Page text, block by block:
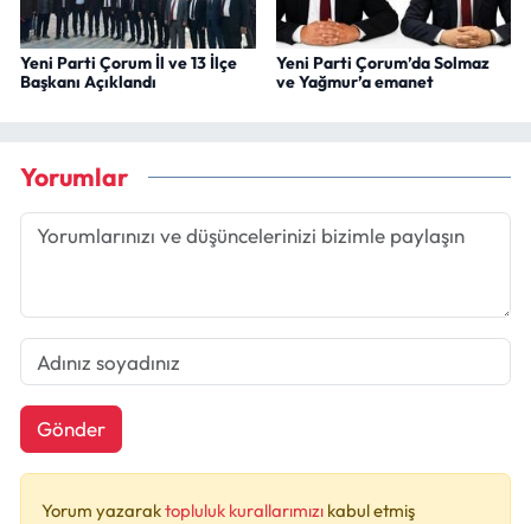
Yeni Parti Çorum İl ve 13 İlçe
Başkanı Açıklandı
Yeni Parti Çorum’da Solmaz
ve Yağmur’a emanet
Yorumlar
Gönder
Yorum yazaraktopluluk kurallarımızı kabul etmiş